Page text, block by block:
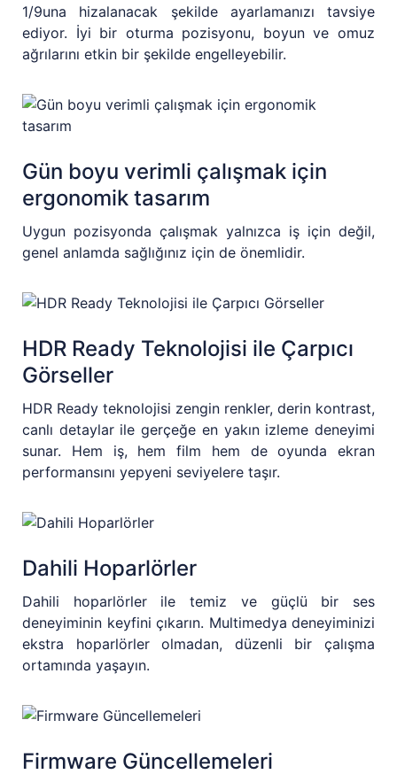
1/9una hizalanacak şekilde ayarlamanızı tavsiye
ediyor. İyi bir oturma pozisyonu, boyun ve omuz
ağrılarını etkin bir şekilde engelleyebilir.
Gün boyu verimli çalışmak için
ergonomik tasarım
Uygun pozisyonda çalışmak yalnızca iş için değil,
genel anlamda sağlığınız için de önemlidir.
HDR Ready Teknolojisi ile Çarpıcı
Görseller
HDR Ready teknolojisi zengin renkler, derin kontrast,
canlı detaylar ile gerçeğe en yakın izleme deneyimi
sunar. Hem iş, hem film hem de oyunda ekran
performansını yepyeni seviyelere taşır.
Dahili Hoparlörler
Dahili hoparlörler ile temiz ve güçlü bir ses
deneyiminin keyfini çıkarın. Multimedya deneyiminizi
ekstra hoparlörler olmadan, düzenli bir çalışma
ortamında yaşayın.
Firmware Güncellemeleri